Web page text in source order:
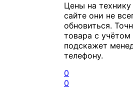
Цены на
сайте они не
обновиться.
товара с
подскажет
телефону.
0
0